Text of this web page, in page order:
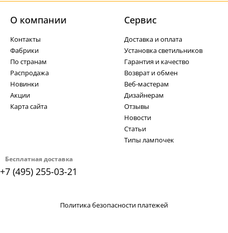
Бесплатная доставка
+7 (495) 255-03-21
О компании
Контакты
Фабрики
По странам
Распродажа
Новинки
Акции
Карта сайта
Cервис
Доставка и оплата
Установка светильников
Гарантия и качество
Возврат и обмен
Веб-мастерам
Дизайнерам
Отзывы
Новости
Статьи
Типы лампочек
Политика безопасности платежей